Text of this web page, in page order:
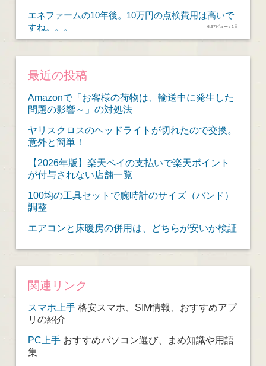
エネファームの10年後。10万円の点検費用は高いで
すね。。。
6.67ビュー / 1日
最近の投稿
Amazonで「お客様の荷物は、輸送中に発生した
問題の影響～」の対処法
ヤリスクロスのヘッドライトが切れたので交換。
意外と簡単！
【2026年版】楽天ペイの支払いで楽天ポイント
が付与されない店舗一覧
100均の工具セットで腕時計のサイズ（バンド）
調整
エアコンと床暖房の併用は、どちらが安いか検証
関連リンク
スマホ上手格安スマホ、SIM情報、おすすめアプ
リの紹介
PC上手おすすめパソコン選び、まめ知識や用語
集